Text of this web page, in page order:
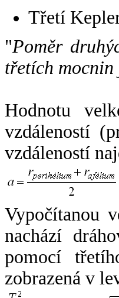
Třetí
"Poměr
třetích
Hodnotu
vzdáleností
vzdáleností
Vypočítanou
nachází
pomocí
zobrazená v